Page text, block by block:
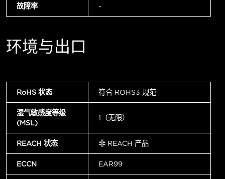
故障率 -
环境与出口
RoHS 状态 符合 ROHS3 规范
湿气敏感度等级
(MSL)
1（无限）
REACH 状态 非 REACH 产品
ECCN EAR99